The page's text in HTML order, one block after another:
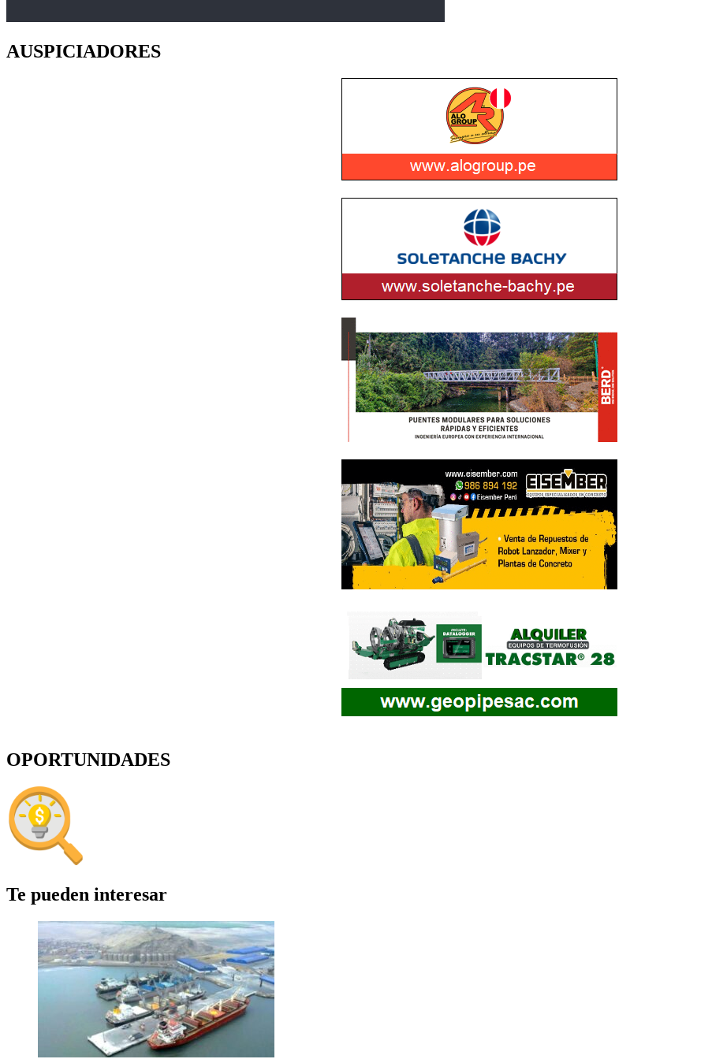
AUSPICIADORES
OPORTUNIDADES
Te pueden interesar